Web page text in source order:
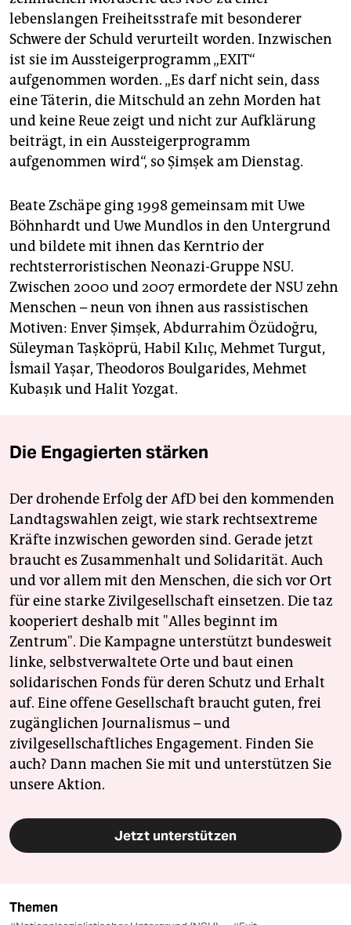
lebenslangen Freiheitsstrafe mit besonderer
Schwere der Schuld verurteilt worden. Inzwischen
ist sie im Aussteigerprogramm „EXIT“
aufgenommen worden. „Es darf nicht sein, dass
eine Täterin, die Mitschuld an zehn Morden hat
und keine Reue zeigt und nicht zur Aufklärung
beiträgt, in ein Aussteigerprogramm
aufgenommen wird“, so Şimşek am Dienstag.
Beate Zschäpe ging 1998 gemeinsam mit Uwe
Böhnhardt und Uwe Mundlos in den Untergrund
und bildete mit ihnen das Kerntrio der
rechtsterroristischen Neonazi-Gruppe NSU.
Zwischen 2000 und 2007 ermordete der NSU zehn
Menschen – neun von ihnen aus rassistischen
Motiven: Enver Şimşek, Abdurrahim Özüdoğru,
Süleyman Taşköprü, Habil Kılıç, Mehmet Turgut,
İsmail Yaşar, Theodoros Boulgarides, Mehmet
Kubaşık und Halit Yozgat.
Die Engagierten stärken
Der drohende Erfolg der AfD bei den kommenden
Landtagswahlen zeigt, wie stark rechtsextreme
Kräfte inzwischen geworden sind. Gerade jetzt
braucht es Zusammenhalt und Solidarität. Auch
und vor allem mit den Menschen, die sich vor Ort
für eine starke Zivilgesellschaft einsetzen. Die taz
kooperiert deshalb mit "Alles beginnt im
Zentrum". Die Kampagne unterstützt bundesweit
linke, selbstverwaltete Orte und baut einen
solidarischen Fonds für deren Schutz und Erhalt
auf. Eine offene Gesellschaft braucht guten, frei
zugänglichen Journalismus – und
zivilgesellschaftliches Engagement. Finden Sie
auch? Dann machen Sie mit und unterstützen Sie
unsere Aktion.
Jetzt unterstützen
Themen